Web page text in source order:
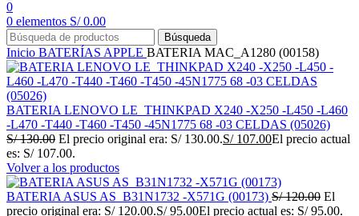
0
0 elementos S/0.00
Búsqueda
Inicio BATERÍAS APPLE BATERIA MAC_A1280 (00158)
BATERIA LENOVO LE_THINKPAD X240 -X250 -L450 -L460
-L470 -T440 -T460 -T450 -45N1775 68 -03 CELDAS (05026)
S/130.00 El precio original era: S/ 130.00.S/107.00El precio actual
es: S/ 107.00.
Volver a los productos
BATERIA ASUS AS_B31N1732 -X571G (00173) S/120.00 El
precio original era: S/ 120.00.S/95.00El precio actual es: S/ 95.00.